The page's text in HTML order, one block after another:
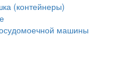
(контейнеры)
машины